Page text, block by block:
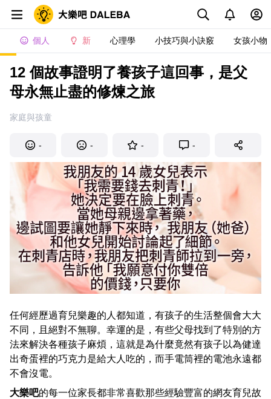
個人 新 心理學 小技巧與小訣竅 女孩小物
12 個故事證明了養孩子這回事，是父
母永無止盡的修煉之旅
家庭與孩童
- - - -
任何經歷過育兒樂趣的人都知道，有孩子的生活整個會大大
不同，且絕對不無聊。幸運的是，有些父母找到了特別的方
法來解決各種孩子麻煩，這就是為什麼竟然有孩子以為健達
出奇蛋裡的巧克力是給大人吃的，而手電筒裡的電池永遠都
不會沒電。
大樂吧的每一位家長都非常喜歡那些經驗豐富的網友育兒故